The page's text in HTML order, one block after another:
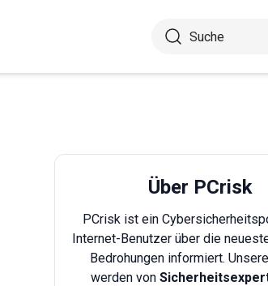
Über PCrisk
PCrisk ist ein
Internet-Benutzer über die
Bedrohungen informiert.
werden von